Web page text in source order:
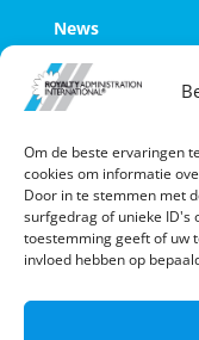
Om de beste ervaringen
cookies om informatie
Door in te stemmen met
surfgedrag of unieke ID's
toestemming geeft of uw
invloed hebben op
News
Employment by
Contact
Digital database
Privacy